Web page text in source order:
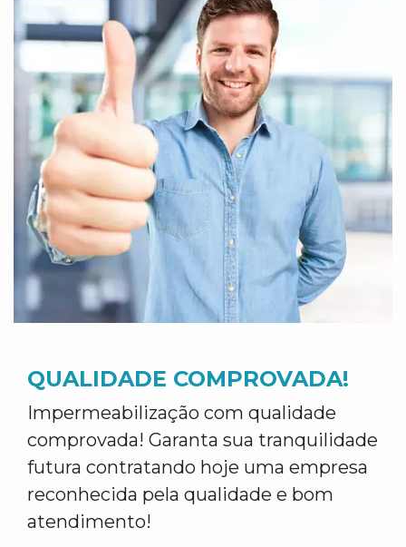
QUALIDADE COMPROVADA!
Impermeabilização com qualidade
comprovada! Garanta sua tranquilidade
futura contratando hoje uma empresa
reconhecida pela qualidade e bom
atendimento!